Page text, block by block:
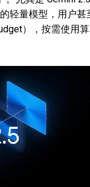
轻量模型，用户甚
），按需使用算